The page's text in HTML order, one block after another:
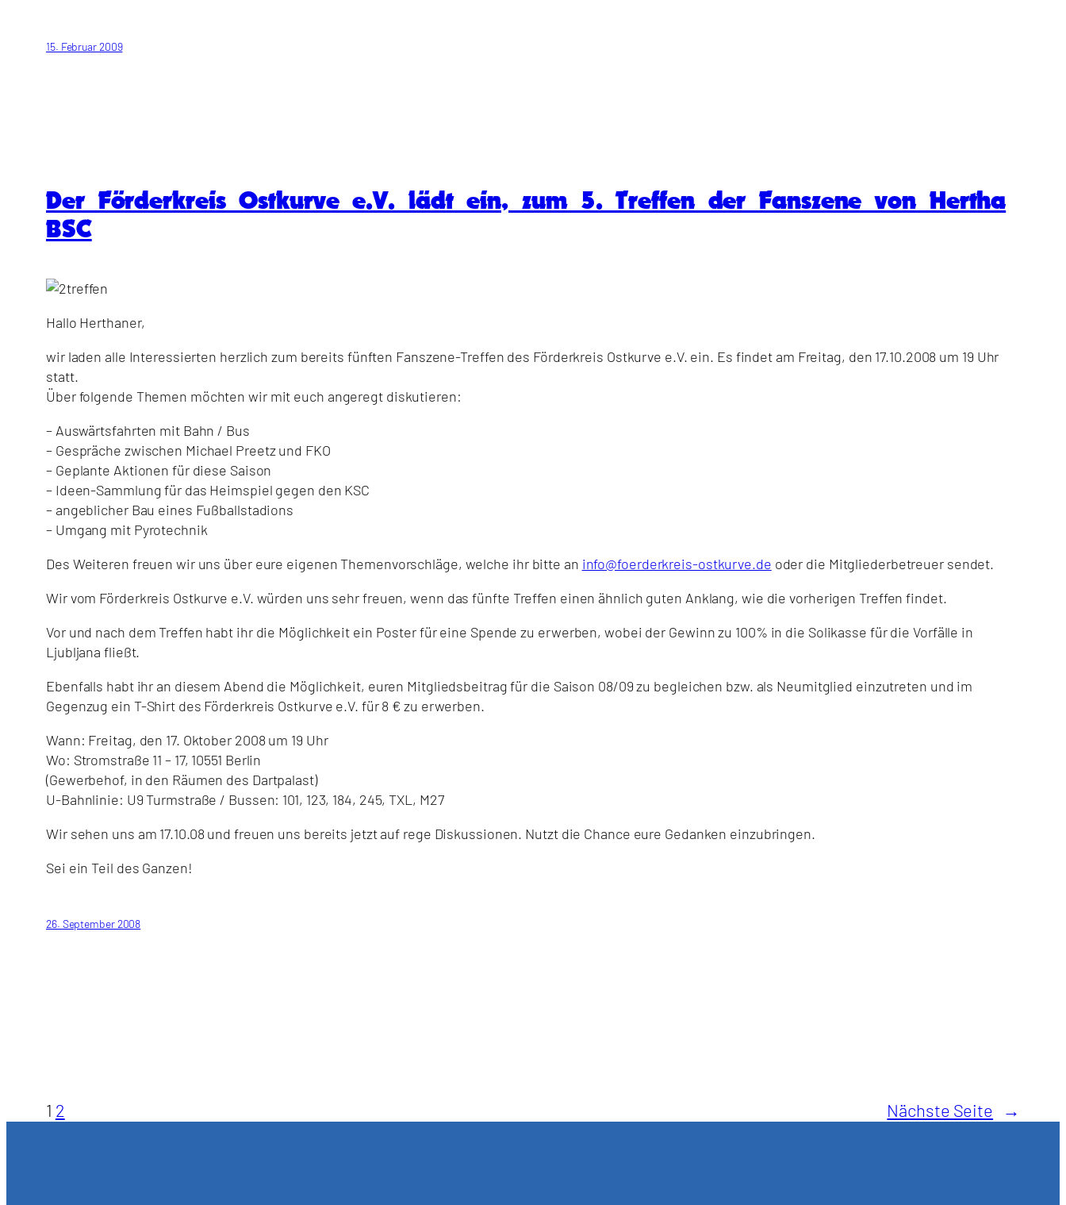
15. Februar 2009
Der Förderkreis Ostkurve e.V. lädt ein, zum 5. Treffen der Fanszene von Hertha
BSC
Hallo Herthaner,
wir laden alle Interessierten herzlich zum bereits fünften Fanszene-Treffen des Förderkreis Ostkurve e.V. ein. Es findet am Freitag, den 17.10.2008 um 19 Uhr
statt.
Über folgende Themen möchten wir mit euch angeregt diskutieren:
– Auswärtsfahrten mit Bahn / Bus
– Gespräche zwischen Michael Preetz und FKO
– Geplante Aktionen für diese Saison
– Ideen-Sammlung für das Heimspiel gegen den KSC
– angeblicher Bau eines Fußballstadions
– Umgang mit Pyrotechnik
Des Weiteren freuen wir uns über eure eigenen Themenvorschläge, welche ihr bitte an info@foerderkreis-ostkurve.de oder die Mitgliederbetreuer sendet.
Wir vom Förderkreis Ostkurve e.V. würden uns sehr freuen, wenn das fünfte Treffen einen ähnlich guten Anklang, wie die vorherigen Treffen findet.
Vor und nach dem Treffen habt ihr die Möglichkeit ein Poster für eine Spende zu erwerben, wobei der Gewinn zu 100% in die Solikasse für die Vorfälle in
Ljubljana fließt.
Ebenfalls habt ihr an diesem Abend die Möglichkeit, euren Mitgliedsbeitrag für die Saison 08/09 zu begleichen bzw. als Neumitglied einzutreten und im
Gegenzug ein T-Shirt des Förderkreis Ostkurve e.V. für 8 € zu erwerben.
Wann: Freitag, den 17. Oktober 2008 um 19 Uhr
Wo: Stromstraße 11 – 17, 10551 Berlin
(Gewerbehof, in den Räumen des Dartpalast)
U-Bahnlinie: U9 Turmstraße / Bussen: 101, 123, 184, 245, TXL, M27
Wir sehen uns am 17.10.08 und freuen uns bereits jetzt auf rege Diskussionen. Nutzt die Chance eure Gedanken einzubringen.
Sei ein Teil des Ganzen!
26. September 2008
1 2 Nächste Seite →